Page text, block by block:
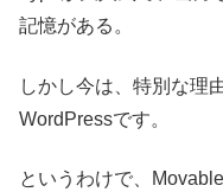
記憶がある。
しかし今は、特別な理
WordPressです。
というわけで、